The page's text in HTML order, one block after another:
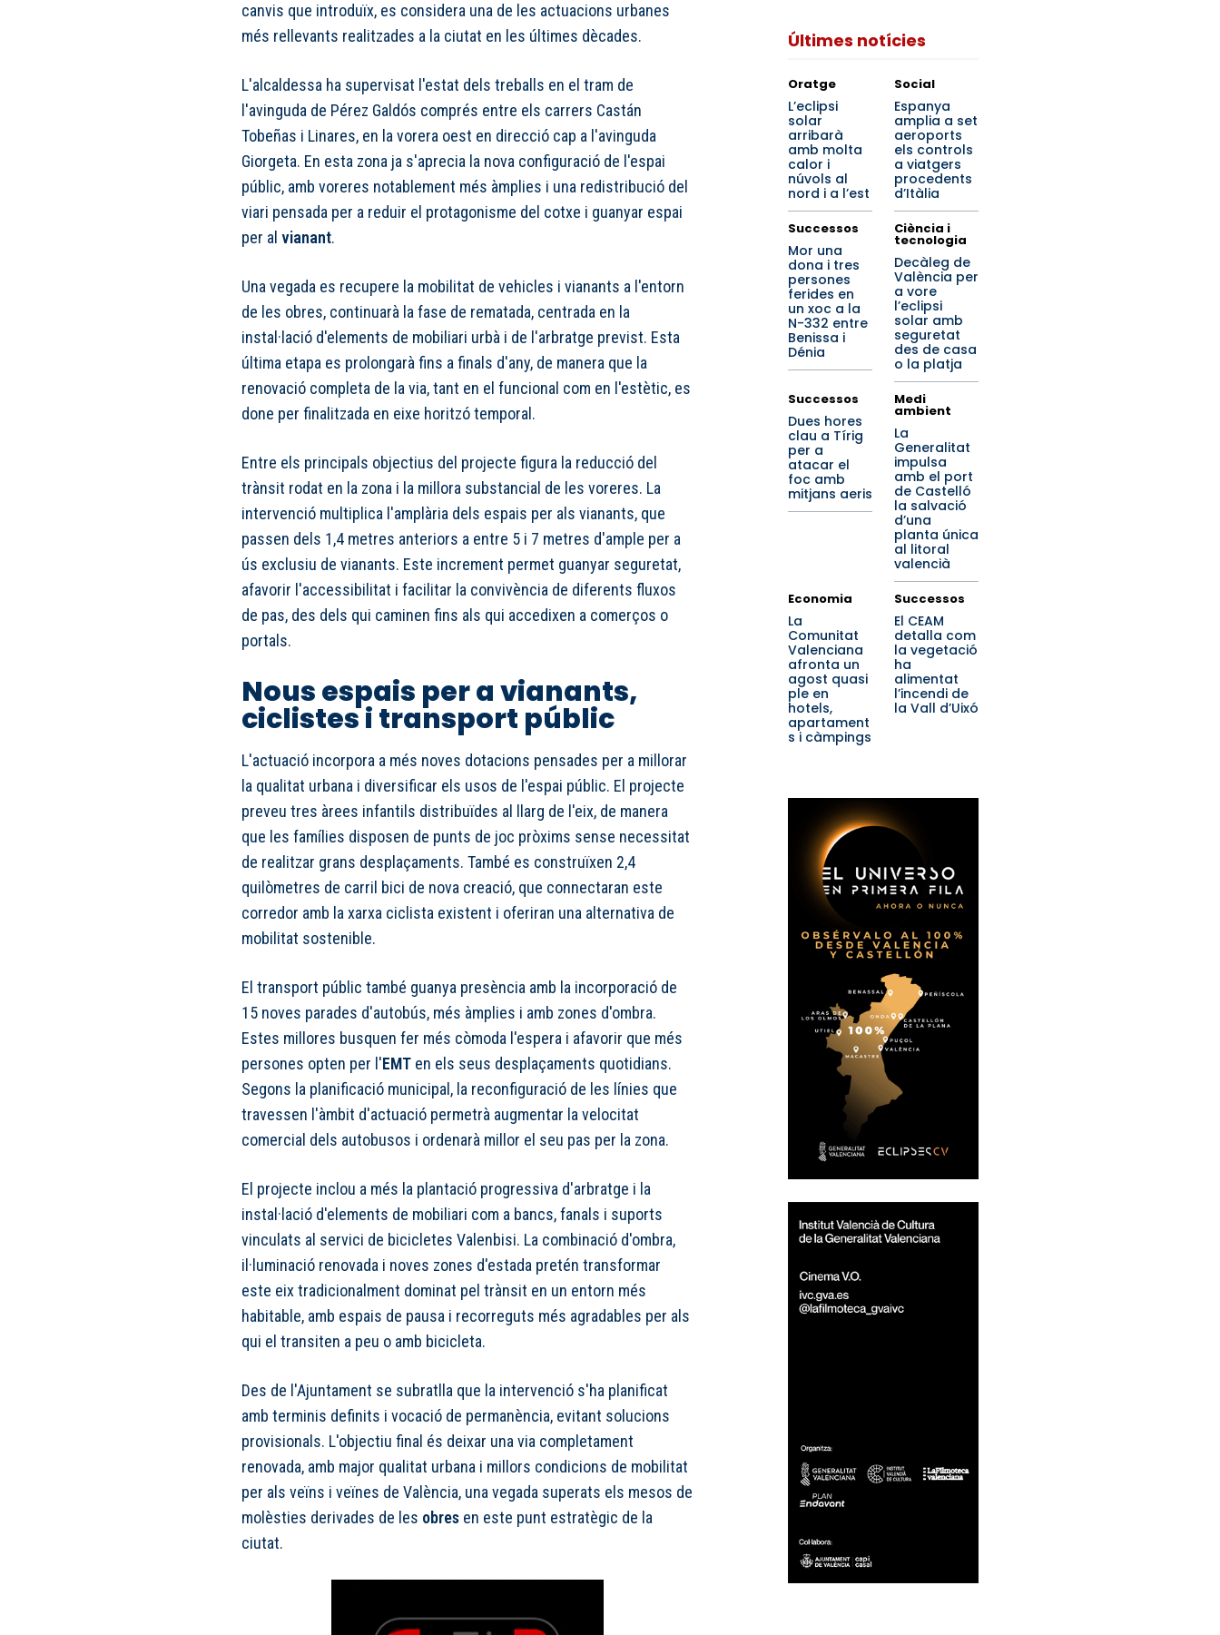
canvis que introduïx, es considera una de les actuacions urbanes
més rellevants realitzades a la ciutat en les últimes dècades.
L'alcaldessa ha supervisat l'estat dels treballs en el tram de
l'avinguda de Pérez Galdós comprés entre els carrers Castán
Tobeñas i Linares, en la vorera oest en direcció cap a l'avinguda
Giorgeta. En esta zona ja s'aprecia la nova configuració de l'espai
públic, amb voreres notablement més àmplies i una redistribució del
viari pensada per a reduir el protagonisme del cotxe i guanyar espai
per al vianant.
Una vegada es recupere la mobilitat de vehicles i vianants a l'entorn
de les obres, continuarà la fase de rematada, centrada en la
instal·lació d'elements de mobiliari urbà i de l'arbratge previst. Esta
última etapa es prolongarà fins a finals d'any, de manera que la
renovació completa de la via, tant en el funcional com en l'estètic, es
done per finalitzada en eixe horitzó temporal.
Entre els principals objectius del projecte figura la reducció del
trànsit rodat en la zona i la millora substancial de les voreres. La
intervenció multiplica l'amplària dels espais per als vianants, que
passen dels 1,4 metres anteriors a entre 5 i 7 metres d'ample per a
ús exclusiu de vianants. Este increment permet guanyar seguretat,
afavorir l'accessibilitat i facilitar la convivència de diferents fluxos
de pas, des dels qui caminen fins als qui accedixen a comerços o
portals.
Nous espais per a vianants,
ciclistes i transport públic
L'actuació incorpora a més noves dotacions pensades per a millorar
la qualitat urbana i diversificar els usos de l'espai públic. El projecte
preveu tres àrees infantils distribuïdes al llarg de l'eix, de manera
que les famílies disposen de punts de joc pròxims sense necessitat
de realitzar grans desplaçaments. També es construïxen 2,4
quilòmetres de carril bici de nova creació, que connectaran este
corredor amb la xarxa ciclista existent i oferiran una alternativa de
mobilitat sostenible.
El transport públic també guanya presència amb la incorporació de
15 noves parades d'autobús, més àmplies i amb zones d'ombra.
Estes millores busquen fer més còmoda l'espera i afavorir que més
persones opten per l'EMT en els seus desplaçaments quotidians.
Segons la planificació municipal, la reconfiguració de les línies que
travessen l'àmbit d'actuació permetrà augmentar la velocitat
comercial dels autobusos i ordenarà millor el seu pas per la zona.
El projecte inclou a més la plantació progressiva d'arbratge i la
instal·lació d'elements de mobiliari com a bancs, fanals i suports
vinculats al servici de bicicletes Valenbisi. La combinació d'ombra,
il·luminació renovada i noves zones d'estada pretén transformar
este eix tradicionalment dominat pel trànsit en un entorn més
habitable, amb espais de pausa i recorreguts més agradables per als
qui el transiten a peu o amb bicicleta.
Des de l'Ajuntament se subratlla que la intervenció s'ha planificat
amb terminis definits i vocació de permanència, evitant solucions
provisionals. L'objectiu final és deixar una via completament
renovada, amb major qualitat urbana i millors condicions de mobilitat
per als veïns i veïnes de València, una vegada superats els mesos de
molèsties derivades de les obres en este punt estratègic de la
ciutat.
Últimes notícies
Oratge
L’eclipsi
solar
arribarà
amb molta
calor i
núvols al
nord i a l’est
Social
Espanya
amplia a set
aeroports
els controls
a viatgers
procedents
d’Itàlia
Successos
Mor una
dona i tres
persones
ferides en
un xoc a la
N-332 entre
Benissa i
Dénia
Ciència i
tecnologia
Decàleg de
València per
a vore
l’eclipsi
solar amb
seguretat
des de casa
o la platja
Successos
Dues hores
clau a Tírig
per a
atacar el
foc amb
mitjans aeris
Medi
ambient
La
Generalitat
impulsa
amb el port
de Castelló
la salvació
d’una
planta única
al litoral
valencià
Economia
La
Comunitat
Valenciana
afronta un
agost quasi
ple en
hotels,
apartament
s i càmpings
Successos
El CEAM
detalla com
la vegetació
ha
alimentat
l’incendi de
la Vall d’Uixó